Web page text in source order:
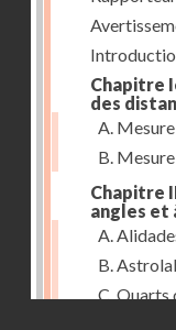
Chapitre
des
A.
B.
Chapitre
angles et
A.
B.
C. Quarts